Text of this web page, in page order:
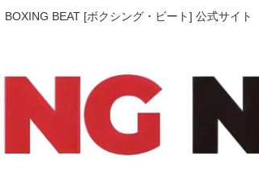
BOXING BEAT [ボクシング・ビート] 公式サイト